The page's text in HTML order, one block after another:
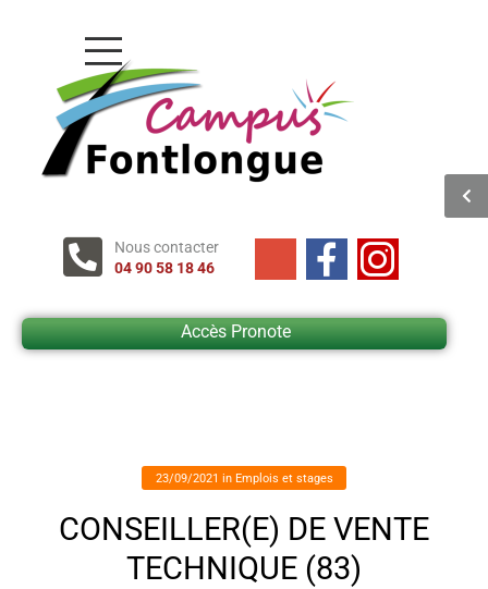
Nous contacter
04 90 58 18 46
Accès Pronote
23/09/2021 in Emplois et stages
CONSEILLER(E) DE VENTE
TECHNIQUE (83)